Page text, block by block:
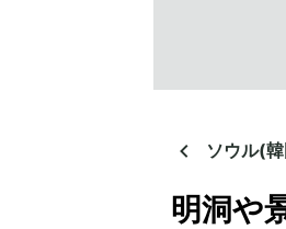
ソウル(
明洞や